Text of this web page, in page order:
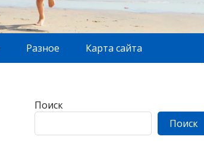
Разное Карта сайта
Поиск
Поиск